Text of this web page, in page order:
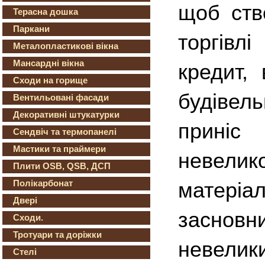
Терасна дошка
Паркани
Металопластикові вікна
Мансардні вікна
Сходи на горище
Вентильовані фасади
Декоративні штукатурки
Сендвіч та термопанелі
Мастики та праймери
Плити OSB, QSB, ДСП
Полікарбонат
Двері
Сходи.
Тротуари та доріжки
Стелі
щоб
кредит,